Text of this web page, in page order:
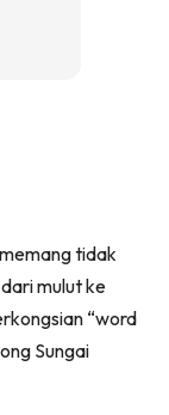
tidak
mulut ke
“word
Sungai